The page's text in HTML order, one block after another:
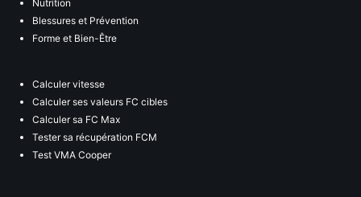
Nutrition
Blessures et Prévention
Forme et Bien-Être
Calculer vitesse
Calculer ses valeurs FC cibles
Calculer sa FC Max
Tester sa récupération FCM
Test VMA Cooper